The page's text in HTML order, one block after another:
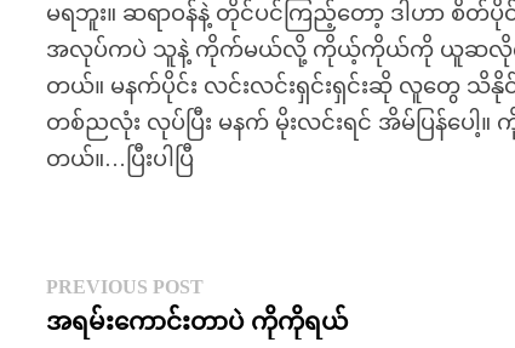
မရဘူး။ ဆရာဝန်နဲ့ တိုင်ပင်ကြည့်တော့ ဒါဟာ စိတ်ပို
အလုပ်ကပဲ သူနဲ့ ကိုက်မယ်လို့ ကိုယ့်ကိုယ်ကို ယူဆလိုက်
တယ်။ မနက်ပိုင်း လင်းလင်းရှင်းရှင်းဆို လူတွေ
တစ်ညလုံး လုပ်ပြီး မနက် မိုးလင်းရင် အိမ်ပြန်ပေ
တယ်။…ပြီးပါပြီ
Post
navigation
PREVIOUS POSTPrevious
post:
အရမ်းကောင်းတာပဲ ကိုကိုရယ်